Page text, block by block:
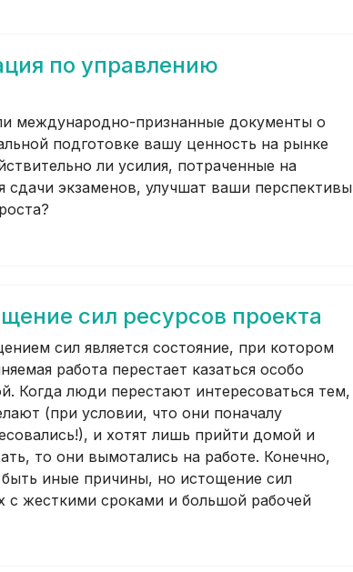
по управлению
международно-признанные документы о
подготовке вашу ценность на рынке
ли усилия, потраченные на
сдачи экзаменов, улучшат ваши перспективы
сил ресурсов проекта
сил является состояние, при котором
работа перестает казаться особо
Когда люди перестают интересоваться тем,
(при условии, что они поначалу
и хотят лишь прийти домой и
то они вымотались на работе. Конечно,
быть иные причины, но истощение сил
с жесткими сроками и большой рабочей